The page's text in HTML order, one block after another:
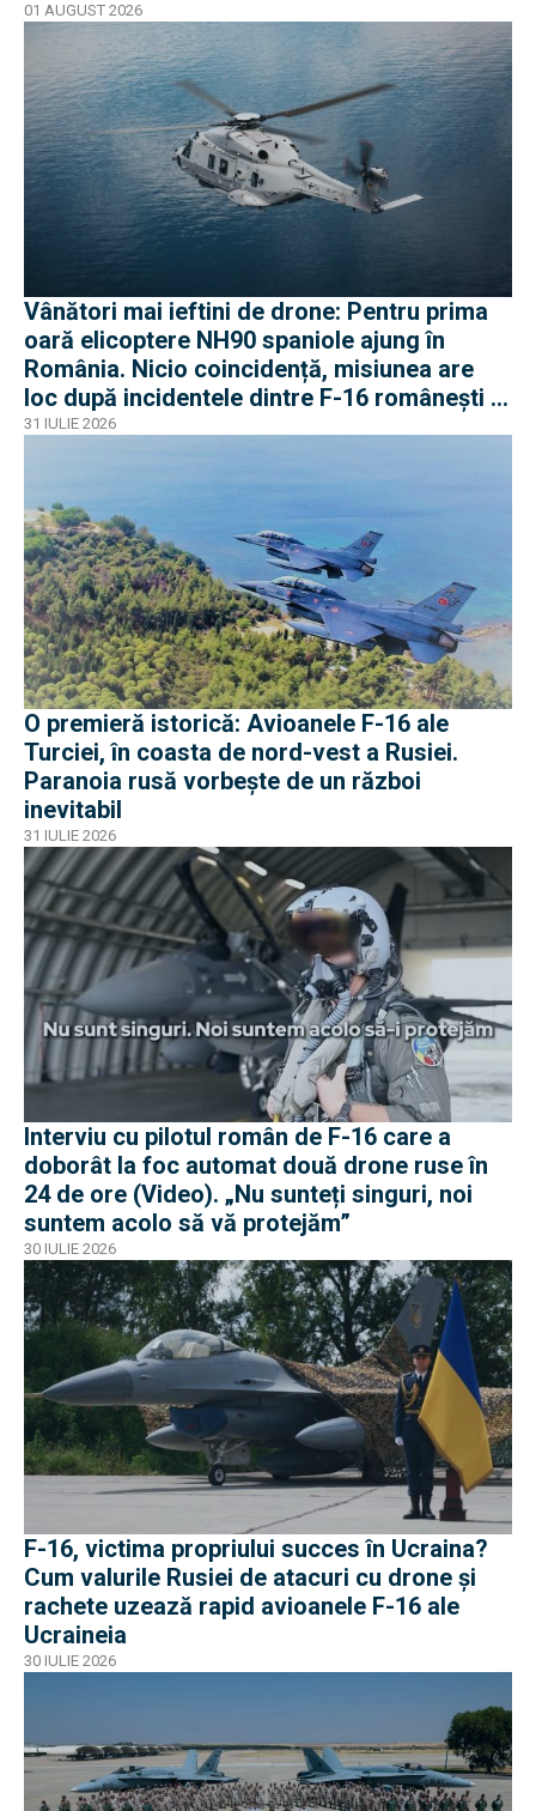
01 AUGUST 2026
Vânători mai ieftini de drone: Pentru prima
oară elicoptere NH90 spaniole ajung în
România. Nicio coincidență, misiunea are
loc după incidentele dintre F-16 românești și
dronele ruse
31 IULIE 2026
O premieră istorică: Avioanele F-16 ale
Turciei, în coasta de nord-vest a Rusiei.
Paranoia rusă vorbește de un război
inevitabil
31 IULIE 2026
Interviu cu pilotul român de F-16 care a
doborât la foc automat două drone ruse în
24 de ore (Video). „Nu sunteți singuri, noi
suntem acolo să vă protejăm”
30 IULIE 2026
F-16, victima propriului succes în Ucraina?
Cum valurile Rusiei de atacuri cu drone și
rachete uzează rapid avioanele F-16 ale
Ucraineia
30 IULIE 2026